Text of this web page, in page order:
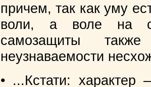
причем, так как уму
воли, а воле на
самозащиты
неузнаваемости
• ...Кстати: характер